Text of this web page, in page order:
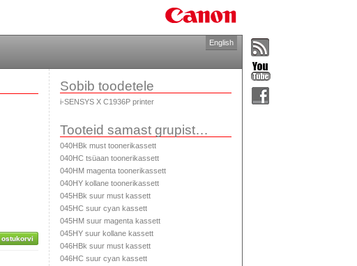
English
ostukorvi
Sobib toodetele
i-SENSYS X C1936P printer
Tooteid samast grupist…
040HBk must toonerikassett
040HC tsüaan toonerikassett
040HM magenta toonerikassett
040HY kollane toonerikassett
045HBk suur must kassett
045HC suur cyan kassett
045HM suur magenta kassett
045HY suur kollane kassett
046HBk suur must kassett
046HC suur cyan kassett